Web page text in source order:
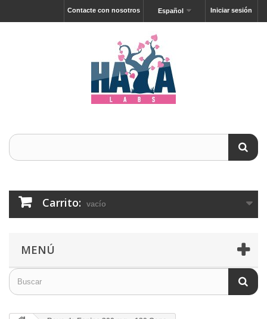
Iniciar sesión
Español
Contacte con nosotros
Carrito: vacío
MENÚ